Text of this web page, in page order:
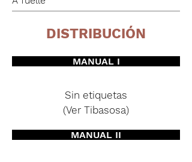
DISTRIBUCIÓN
MANUAL I
Sin etiquetas
(Ver Tibasosa)
MANUAL II